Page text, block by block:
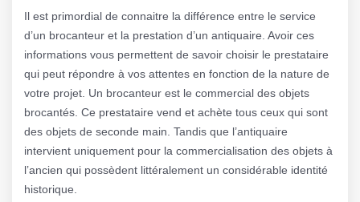
Il est primordial de connaitre la différence entre le service
d’un brocanteur et la prestation d’un antiquaire. Avoir ces
informations vous permettent de savoir choisir le prestataire
qui peut répondre à vos attentes en fonction de la nature de
votre projet. Un brocanteur est le commercial des objets
brocantés. Ce prestataire vend et achète tous ceux qui sont
des objets de seconde main. Tandis que l’antiquaire
intervient uniquement pour la commercialisation des objets à
l’ancien qui possèdent littéralement un considérable identité
historique.